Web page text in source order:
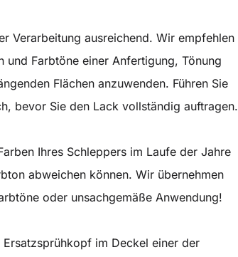
Verarbeitung ausreichend. Wir empfehlen
und Farbtöne einer Anfertigung, Tönung
Flächen anzuwenden. Führen Sie
bevor Sie den Lack vollständig auftragen.
Ihres Schleppers im Laufe der Jahre
abweichen können. Wir übernehmen
oder unsachgemäße Anwendung!
im Deckel einer der